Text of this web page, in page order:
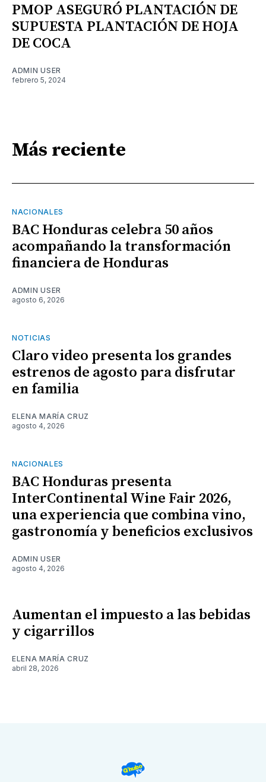
PMOP ASEGURÓ PLANTACIÓN DE
SUPUESTA PLANTACIÓN DE HOJA
DE COCA
ADMIN USER
febrero 5, 2024
Más reciente
NACIONALES
BAC Honduras celebra 50 años
acompañando la transformación
financiera de Honduras
ADMIN USER
agosto 6, 2026
NOTICIAS
Claro video presenta los grandes
estrenos de agosto para disfrutar
en familia
ELENA MARÍA CRUZ
agosto 4, 2026
NACIONALES
BAC Honduras presenta
InterContinental Wine Fair 2026,
una experiencia que combina vino,
gastronomía y beneficios exclusivos
ADMIN USER
agosto 4, 2026
Aumentan el impuesto a las bebidas
y cigarrillos
ELENA MARÍA CRUZ
abril 28, 2026